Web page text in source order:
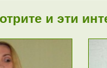
и эти